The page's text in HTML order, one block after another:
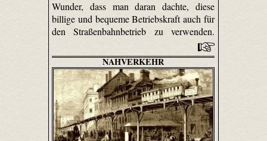
Wunder, dass man daran dachte, diese
billige und bequeme Betriebskraft auch für
den Straßenbahnbetrieb zu verwenden.
NAHVERKEHR